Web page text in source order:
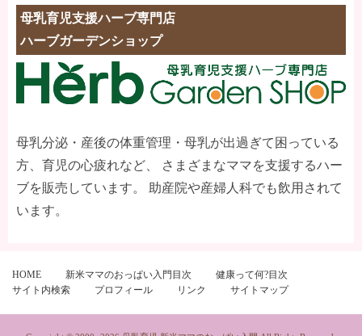
母乳育児支援ハーブ専門店
ハーブガーデンショップ
母乳分泌・産後の体重管理・母乳が出過ぎて困っている
方、育児の心疲れなど、 さまざまなママを支援するハー
ブを販売しています。 助産院や産婦人科でも飲用されて
います。
HOME 新米ママのおっぱい入門目次
健康って何?目次
サイト内検索
プロフィール リンク サイトマップ